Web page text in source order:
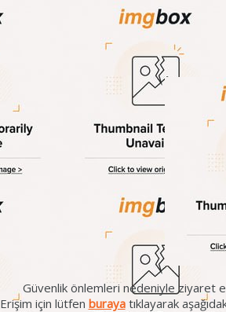
Güvenlik önlemleri nedeniyle ziyaret
Erişim için lütfen burayatıklayarak